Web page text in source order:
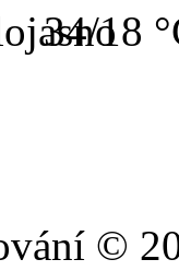
34/18
©